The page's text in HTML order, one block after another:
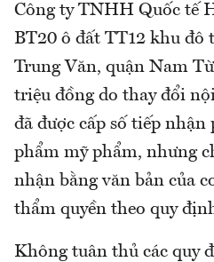
Công ty TNHH Quốc tế
BT20 ô đất TT12 khu đô
Trung Văn, quận Nam
triệu đồng do thay đổi
đã được cấp số tiếp nhận
phẩm mỹ phẩm, nhưng
nhận bằng văn bản của
thẩm quyền theo quy
Không tuân thủ các quy